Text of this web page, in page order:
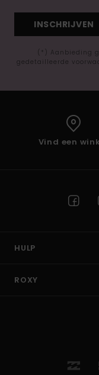
INSCHRIJVEN
(*) Aanbieding
gedetailleerde
Vind een
HULP
ROXY